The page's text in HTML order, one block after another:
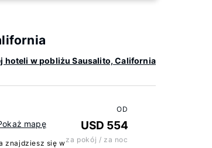
hoteli w pobliżu Sausalito, California
mapę
znajdziesz się w
OD
USD 554
za pokój / za noc